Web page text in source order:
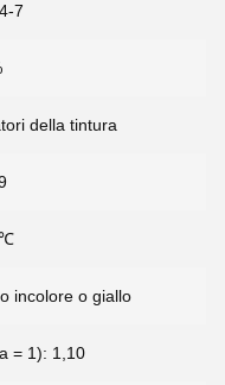
7
della tintura
incolore o giallo
= 1): 1,10